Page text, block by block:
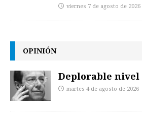
viernes 7 de agosto de 2026
OPINIÓN
Deplorable nivel
martes 4 de agosto de 2026